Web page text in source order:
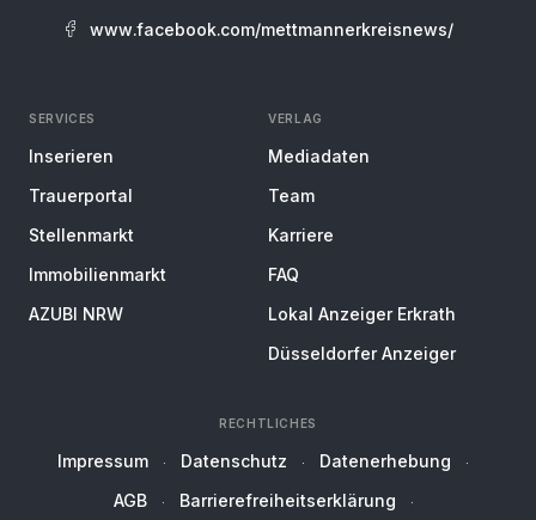
www.facebook.com/mettmannerkreisnews/
SERVICES
Inserieren
Trauerportal
Stellenmarkt
Immobilienmarkt
AZUBI NRW
VERLAG
Mediadaten
Team
Karriere
FAQ
Lokal Anzeiger Erkrath
Düsseldorfer Anzeiger
RECHTLICHES
Impressum Datenschutz
Datenerhebung
AGB
Barrierefreiheitserklärung